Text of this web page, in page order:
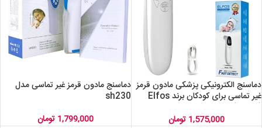
دماسنج الکترونیکی پزشکی مادون قرمز
غیر تماسی برای کودکان برند Elfos
(شارژی) مدل f02
1,575,000 تومان
دماسنج مادون قرمز غیر تماسی مدل
sh230
1,799,000 تومان